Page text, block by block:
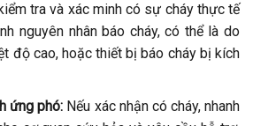
tra và xác minh có sự cháy thực tế
nguyên nhân báo cháy, có thể là do
độ cao, hoặc thiết bị báo cháy bị kích
ứng phó: Nếu xác nhận có cháy, nhanh